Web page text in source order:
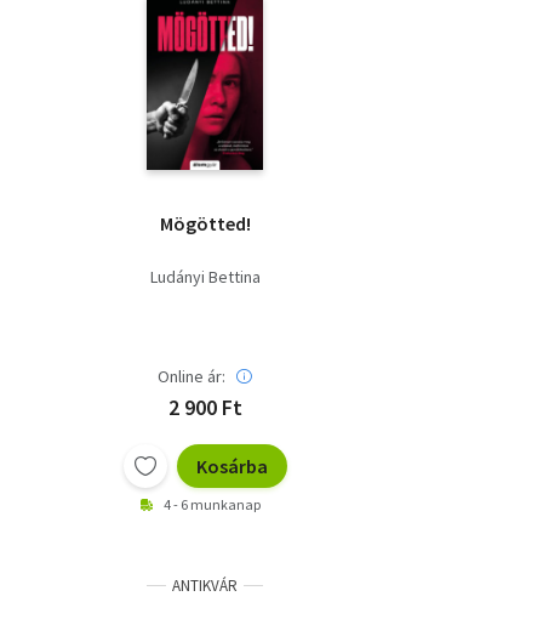
Mögötted!
Ludányi Bettina
Online ár:
2 900 Ft
Kosárba
4 - 6 munkanap
ANTIKVÁR